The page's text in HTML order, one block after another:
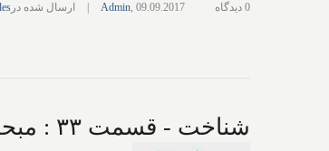
Admin, 09.09.2017 ارسال شده در 0 دیدگاه
شناخت - قسمت ۳۳ : مبحث شیعه